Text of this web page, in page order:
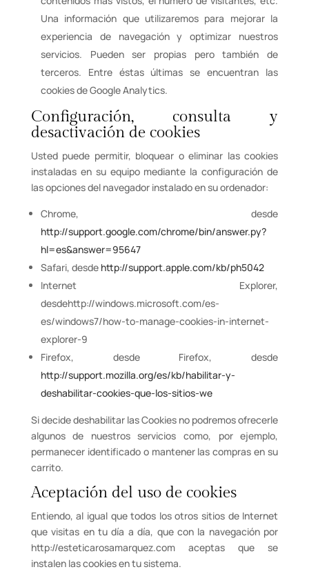
Una información que utilizaremos para mejorar la
experiencia de navegación y optimizar nuestros
servicios. Pueden ser propias pero también de
terceros. Entre éstas últimas se encuentran las
cookies de Google Analytics.
Configuración, consulta y
desactivación de cookies
Usted puede permitir, bloquear o eliminar las cookies
instaladas en su equipo mediante la configuración de
las opciones del navegador instalado en su ordenador:
Chrome, desde
http://support.google.com/chrome/bin/answer.py?
hl=es&answer=95647
Safari, desde http://support.apple.com/kb/ph5042
Internet Explorer,
desdehttp://windows.microsoft.com/es-
es/windows7/how-to-manage-cookies-in-internet-
explorer-9
Firefox, desde Firefox, desde
http://support.mozilla.org/es/kb/habilitar-y-
deshabilitar-cookies-que-los-sitios-we
Si decide deshabilitar las Cookies no podremos ofrecerle
algunos de nuestros servicios como, por ejemplo,
permanecer identificado o mantener las compras en su
carrito.
Aceptación del uso de cookies
Entiendo, al igual que todos los otros sitios de Internet
que visitas en tu día a día, que con la navegación por
http://esteticarosamarquez.com aceptas que se
instalen las cookies en tu sistema.